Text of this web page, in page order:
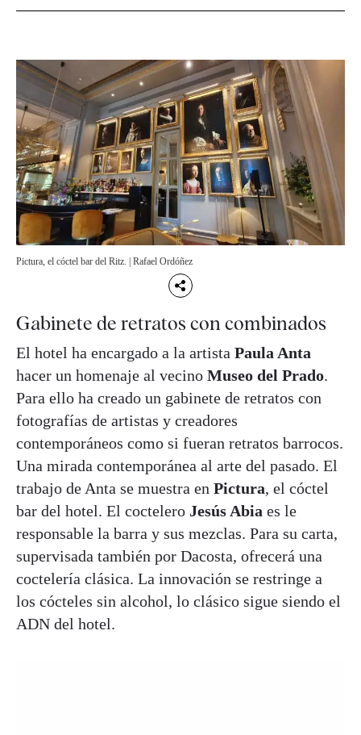
Pictura, el cóctel bar del Ritz. | Rafael Ordóñez
Gabinete de retratos con combinados
El hotel ha encargado a la artista Paula Anta
hacer un homenaje al vecino Museo del Prado.
Para ello ha creado un gabinete de retratos con
fotografías de artistas y creadores
contemporáneos como si fueran retratos barrocos.
Una mirada contemporánea al arte del pasado. El
trabajo de Anta se muestra en Pictura, el cóctel
bar del hotel. El coctelero Jesús Abia es le
responsable la barra y sus mezclas. Para su carta,
supervisada también por Dacosta, ofrecerá una
coctelería clásica. La innovación se restringe a
los cócteles sin alcohol, lo clásico sigue siendo el
ADN del hotel.